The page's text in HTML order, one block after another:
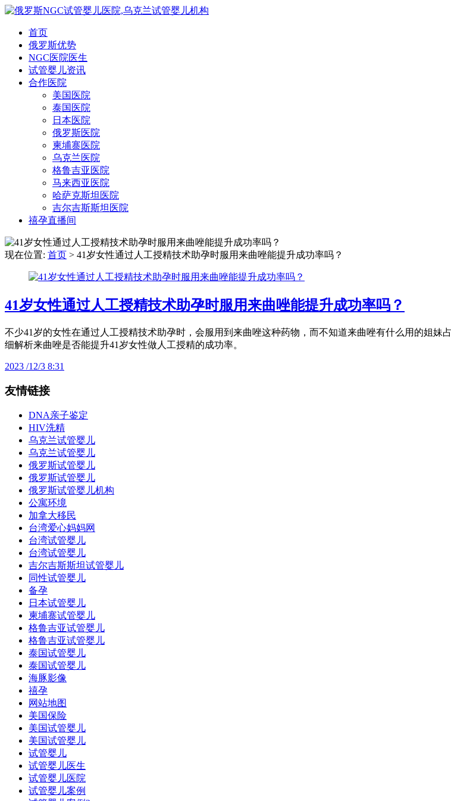
首页
俄罗斯优势
NGC医院医生
试管婴儿资讯
合作医院
美国医院
泰国医院
日本医院
俄罗斯医院
柬埔寨医院
乌克兰医院
格鲁吉亚医院
马来西亚医院
哈萨克斯坦医院
吉尔吉斯斯坦医院
禧孕直播间
现在位置: 首页 > 41岁女性通过人工授精技术助孕时服用来曲唑能提升成功率吗？
41岁女性通过人工授精技术助孕时服用来曲唑能提升成功率吗？
不少41岁的女性在通过人工授精技术助孕时，会服用到来曲唑这种药物，而不知道来曲唑有什么用的姐
细解析来曲唑是否能提升41岁女性做人工授精的成功率。
2023 /12/3 8:31
友情链接
DNA亲子鉴定
HIV洗精
乌克兰试管婴儿
乌克兰试管婴儿
俄罗斯试管婴儿
俄罗斯试管婴儿
俄罗斯试管婴儿机构
公寓环境
加拿大移民
台湾爱心妈妈网
台湾试管婴儿
台湾试管婴儿
吉尔吉斯斯坦试管婴儿
同性试管婴儿
备孕
日本试管婴儿
柬埔寨试管婴儿
格鲁吉亚试管婴儿
格鲁吉亚试管婴儿
泰国试管婴儿
泰国试管婴儿
海豚影像
禧孕
网站地图
美国保险
美国试管婴儿
美国试管婴儿
试管婴儿
试管婴儿医生
试管婴儿医院
试管婴儿案例